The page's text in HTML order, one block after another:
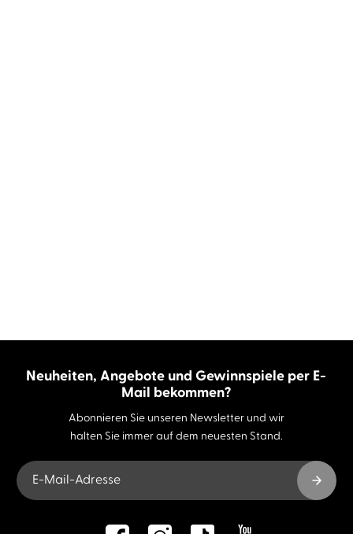
Neuheiten, Angebote und Gewinnspiele per E-
Mail bekommen?
Abonnieren Sie unseren Newsletter und wir
halten Sie immer auf dem neuesten Stand.
E-Mail-Adresse